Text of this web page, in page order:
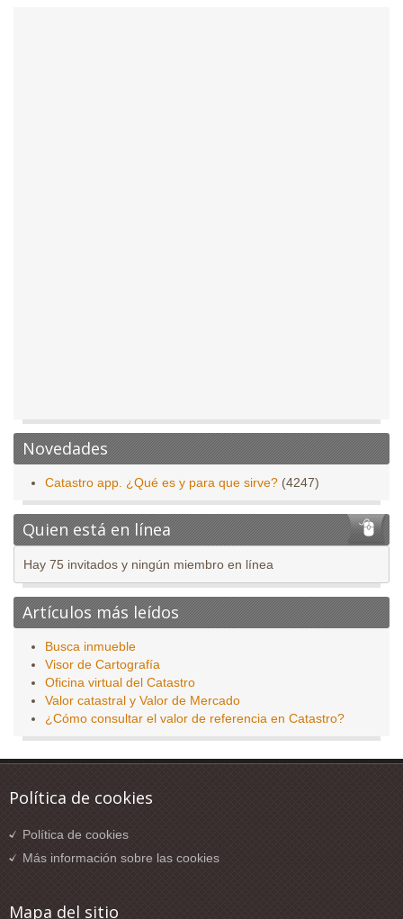
Novedades
Catastro app. ¿Qué es y para que sirve? (4247)
Quien está en línea
Hay 75 invitados y ningún miembro en línea
Artículos más leídos
Busca inmueble
Visor de Cartografía
Oficina virtual del Catastro
Valor catastral y Valor de Mercado
¿Cómo consultar el valor de referencia en Catastro?
Política de cookies
Política de cookies
Más información sobre las cookies
Mapa del sitio